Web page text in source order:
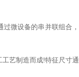
设备的串并联组合
制造而成!特征尺寸